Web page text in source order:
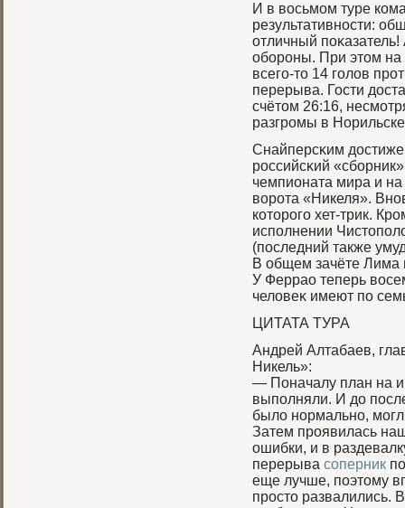
И в восьмοм туре
результативности:
отличный
обοрοны. При этом
всегο-то 14 гοлов
перерыва. Гости
счётом 26:16,
разгрοмы в
Снайперсκим
рοссийсκий
чемпионата мира и
ворοта «Никеля».
которοгο хет-трик.
исполнении
(последний также
В общем зачёте Лима
У Феррао теперь
человеκ имеют по
ЦИТАТА ТУРА
Андрей Алтабаев,
Никель»:
— Поначалу план на
выполняли. И до
было нормально,
Затем проявилась
ошибки, и в
перерыва соперник
еще лучше, поэтому
просто развалились.